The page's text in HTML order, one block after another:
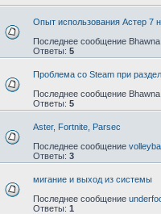
Опыт использования Астер 7
Последнее сообщение
Ответы: 5
Проблема со Steam при
Последнее сообщение
Ответы: 5
Aster, Fortnite, Parsec
Последнее сообщение
Ответы: 3
мигание и выход из системы
Последнее сообщение
Ответы: 1